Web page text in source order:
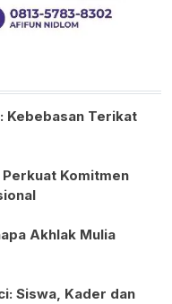
Kebebasan Terikat
Perkuat Komitmen
Akhlak Mulia
Siswa, Kader dan